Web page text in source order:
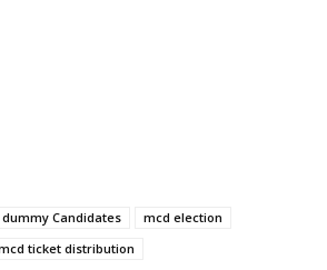
dummy Candidates
mcd election
ticket distribution